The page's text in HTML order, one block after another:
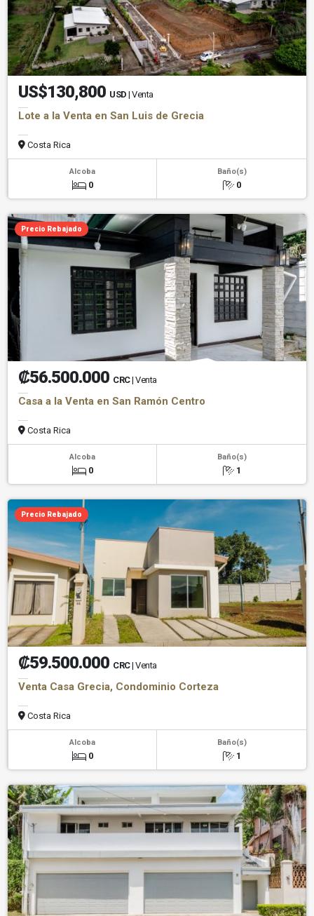
US$130,800 USD | Venta
Lote a la Venta en San Luis de Grecia
Costa Rica
Alcoba
0
Baño(s)
0
Precio Rebajado
₡56.500.000 CRC| Venta
Casa a la Venta en San Ramón Centro
Costa Rica
Alcoba
0
Baño(s)
1
Precio Rebajado
₡59.500.000 CRC| Venta
Venta Casa Grecia, Condominio Corteza
Costa Rica
Alcoba
0
Baño(s)
1